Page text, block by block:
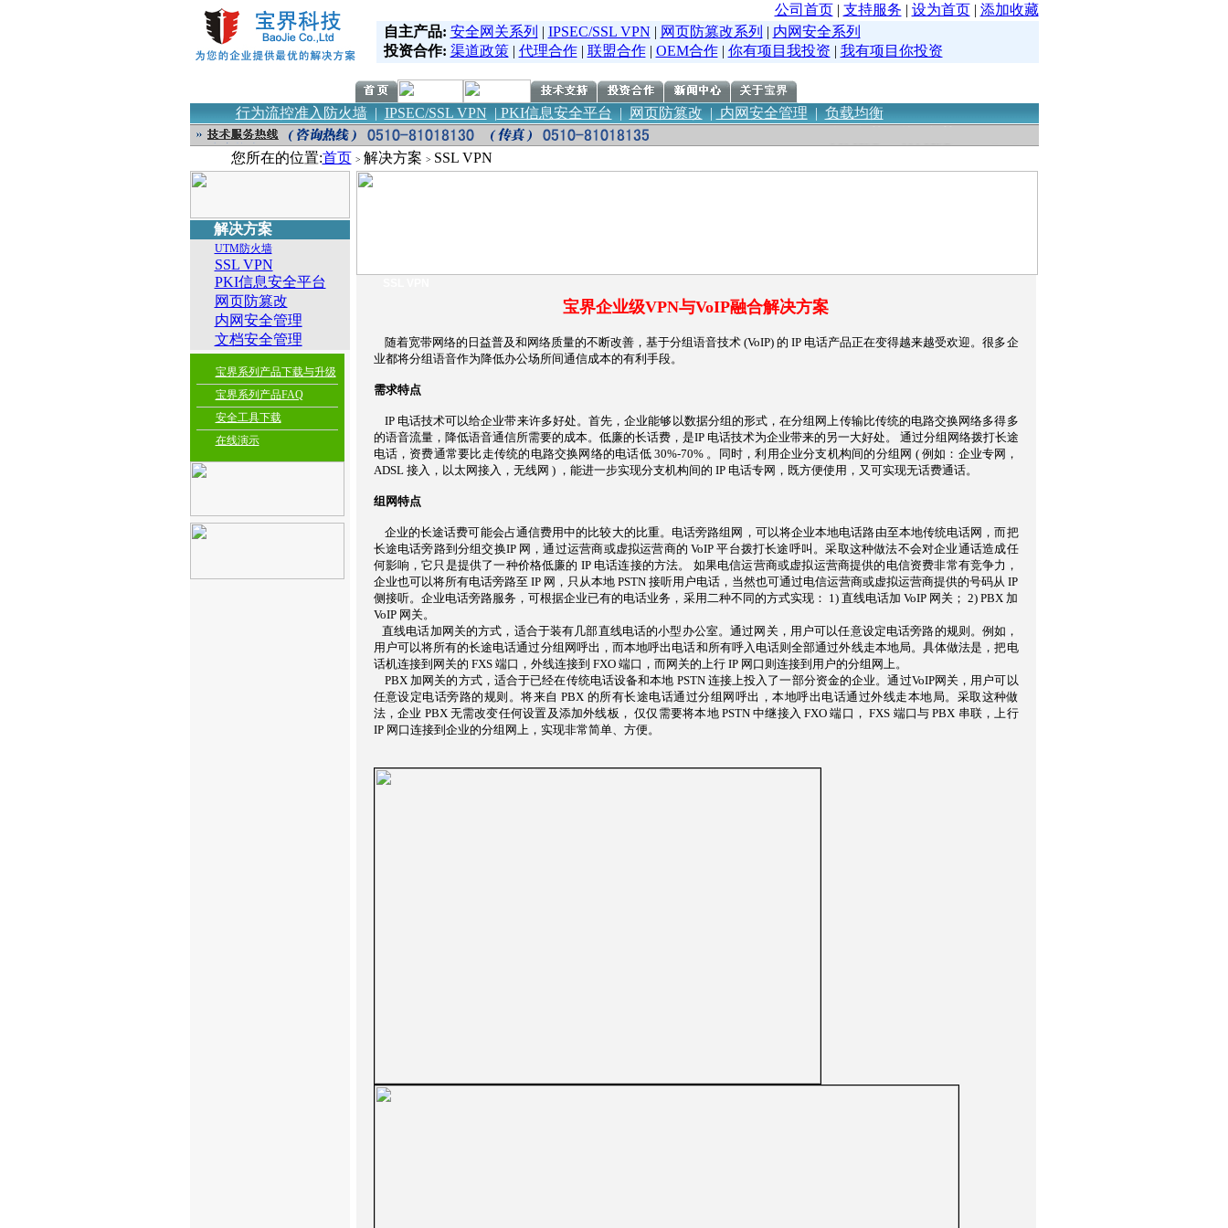
公司首页| 支持服务 | 设为首页| 添加收藏
自主产品: 安全网关系列 | IPSEC/SSL VPN | 网页防篡改系列 | 内网安全系列
投资合作: 渠道政策| 代理合作| 联盟合作| OEM合作| 你有项目我投资 | 我有项目你投资
行为流控准入防火墙| IPSEC/SSL VPN | PKI信息安全平台 | 网页防篡改 | 内网安全管理 | 负载均衡
您所在的位置:首页 > 解决方案 > SSL VPN
解决方案
UTM防火墙
SSL VPN
PKI信息安全平台
网页防篡改
内网安全管理
文档安全管理
宝界系列产品下载与升级
宝界系列产品FAQ
安全工具下载
在线演示
宝界企业级VPN与VoIP融合解决方案
随着宽带网络的日益普及和网络质量的不断改善，基于分组语音技术 (VoIP) 的 IP 电话产品正在变得越来越受欢迎。很多企
业都将分组语音作为降低办公场所间通信成本的有利手段。
需求特点
IP 电话技术可以给企业带来许多好处。首先，企业能够以数据分组的形式，在分组网上传输比传统的电路交换网络多得多
的语音流量，降低语音通信所需要的成本。低廉的长话费，是IP 电话技术为企业带来的另一大好处。 通过分组网络拨打长途
电话，资费通常要比走传统的电路交换网络的电话低 30%-70% 。同时，利用企业分支机构间的分组网 ( 例如：企业专网，
ADSL 接入，以太网接入，无线网 ) ，能进一步实现分支机构间的 IP 电话专网，既方便使用，又可实现无话费通话。
组网特点
企业的长途话费可能会占通信费用中的比较大的比重。电话旁路组网，可以将企业本地电话路由至本地传统电话网，而把
长途电话旁路到分组交换IP 网，通过运营商或虚拟运营商的 VoIP 平台拨打长途呼叫。采取这种做法不会对企业通话造成任
何影响，它只是提供了一种价格低廉的 IP 电话连接的方法。 如果电信运营商或虚拟运营商提供的电信资费非常有竞争力，
企业也可以将所有电话旁路至 IP 网，只从本地 PSTN 接听用户电话，当然也可通过电信运营商或虚拟运营商提供的号码从 IP
侧接听。企业电话旁路服务，可根据企业已有的电话业务，采用二种不同的方式实现： 1) 直线电话加 VoIP 网关； 2) PBX 加
VoIP 网关。
直线电话加网关的方式，适合于装有几部直线电话的小型办公室。通过网关，用户可以任意设定电话旁路的规则。例如，
用户可以将所有的长途电话通过分组网呼出，而本地呼出电话和所有呼入电话则全部通过外线走本地局。具体做法是，把电
话机连接到网关的 FXS 端口，外线连接到 FXO 端口，而网关的上行 IP 网口则连接到用户的分组网上。
PBX 加网关的方式，适合于已经在传统电话设备和本地 PSTN 连接上投入了一部分资金的企业。通过VoIP网关，用户可以
任意设定电话旁路的规则。将来自 PBX 的所有长途电话通过分组网呼出，本地呼出电话通过外线走本地局。采取这种做
法，企业 PBX 无需改变任何设置及添加外线板， 仅仅需要将本地 PSTN 中继接入 FXO 端口， FXS 端口与 PBX 串联，上行
IP 网口连接到企业的分组网上，实现非常简单、方便。